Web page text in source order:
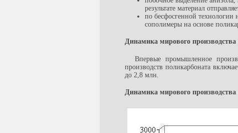
результате материал
по бесфосгенной технологии
сополимеры на основе
Динамика мирового производства
Впервые промышленное
производств поликарбоната
до 2,8 млн.
Динамика мирового производства